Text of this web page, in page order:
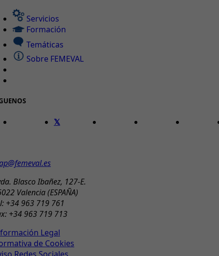
Servicios
Formación
Temáticas
Sobre FEMEVAL
Blasco Ibañez, 127-E.
Valencia (ESPAÑA)
+34 963 719 761
+34 963 719 713
Legal
de Cookies